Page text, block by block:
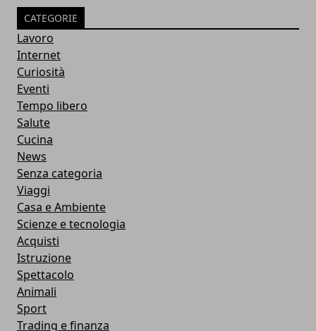
CATEGORIE
Lavoro
Internet
Curiosità
Eventi
Tempo libero
Salute
Cucina
News
Senza categoria
Viaggi
Casa e Ambiente
Scienze e tecnologia
Acquisti
Istruzione
Spettacolo
Animali
Sport
Trading e finanza